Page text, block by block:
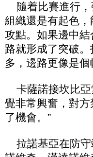
隨着比賽進行，
組織還是有起色
攻點。如果邊中
路就形成了突破
多，邊路更像是個
卡薩諾接坎比亞
覺非常興奮，對
了機會。”
拉諾基亞在防守